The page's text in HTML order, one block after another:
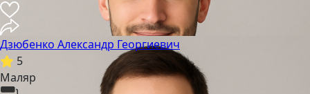
Дзюбенко Александр Георгиевич
5
Маляр